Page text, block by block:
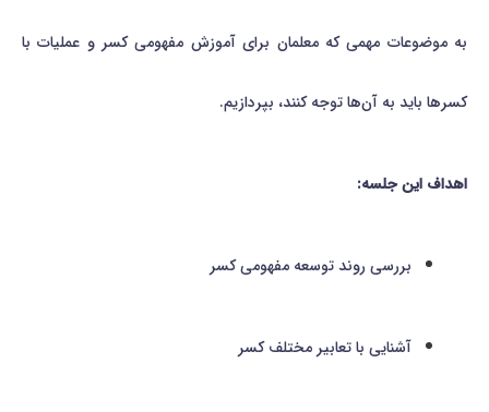
به موضوعات مهمی که معلمان برای آموزش مفهومی کسر و عملیات با
کسرها باید به آن‌ها توجه کنند، بپردازیم.
اهداف این جلسه:
بررسی روند توسعه مفهومی کسر
آشنايي با تعابیر مختلف کسر